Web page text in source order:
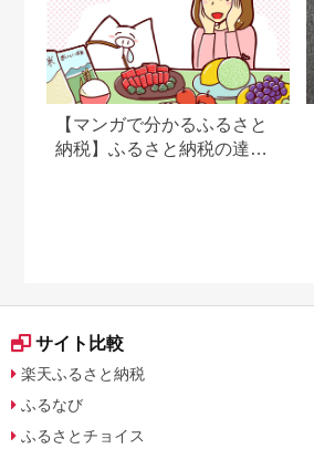
【マンガで分かるふるさと
納税】ふるさと納税の達人
サイト比較
楽天ふるさと納税
ふるなび
ふるさとチョイス